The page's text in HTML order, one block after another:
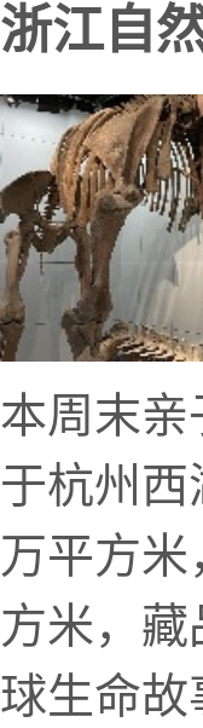
浙江自
本周末
于杭州西
万平方米
方米，藏
球生命